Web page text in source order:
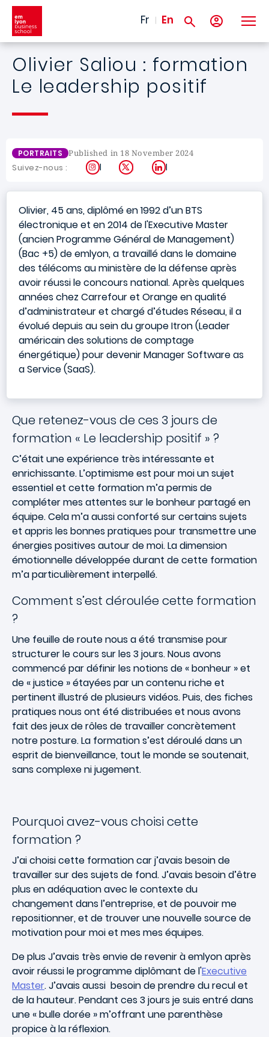
Skip to main content
Fr En
Olivier Saliou : formation
Le leadership positif
PORTRAITS Published in 18 November 2024
Suivez-nous : Instagram
X LinkedIn
Olivier, 45 ans, diplômé en 1992 d’un BTS
électronique et en 2014 de l'Executive Master
(ancien Programme Général de Management)
(Bac +5) de emlyon, a travaillé dans le domaine
des télécoms au ministère de la défense après
avoir réussi le concours national. Après quelques
années chez Carrefour et Orange en qualité
d’administrateur et chargé d’études Réseau, il a
évolué depuis au sein du groupe Itron (Leader
américain des solutions de comptage
énergétique) pour devenir Manager Software as
a Service (SaaS).
Que retenez-vous de ces 3 jours de
formation « Le leadership positif » ?
C’était une expérience très intéressante et
enrichissante. L’optimisme est pour moi un sujet
essentiel et cette formation m’a permis de
compléter mes attentes sur le bonheur partagé en
équipe. Cela m’a aussi conforté sur certains sujets
et appris les bonnes pratiques pour transmettre une
énergies positives autour de moi. La dimension
émotionnelle développée durant de cette formation
m’a particulièrement interpellé.
Comment s’est déroulée cette formation
?
Une feuille de route nous a été transmise pour
structurer le cours sur les 3 jours. Nous avons
commencé par définir les notions de « bonheur » et
de « justice » étayées par un contenu riche et
pertinent illustré de plusieurs vidéos. Puis, des fiches
pratiques nous ont été distribuées et nous avons
fait des jeux de rôles de travailler concrètement
notre posture. La formation s’est déroulé dans un
esprit de bienveillance, tout le monde se soutenait,
sans complexe ni jugement.
Pourquoi avez-vous choisi cette
formation ?
J’ai choisi cette formation car j’avais besoin de
travailler sur des sujets de fond. J’avais besoin d’être
plus en adéquation avec le contexte du
changement dans l’entreprise, et de pouvoir me
repositionner, et de trouver une nouvelle source de
motivation pour moi et mes mes équipes.
De plus J’avais très envie de revenir à emlyon après
avoir réussi le programme diplômant de l'Executive
Master. J’avais aussi besoin de prendre du recul et
de la hauteur. Pendant ces 3 jours je suis entré dans
une « bulle dorée » m’offrant une parenthèse
propice à la réflexion.